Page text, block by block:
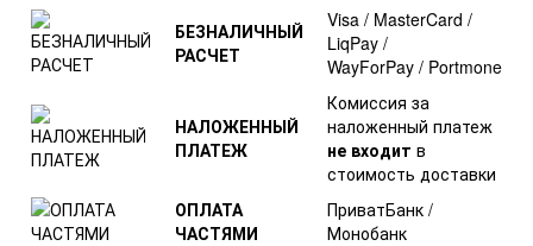
БЕЗНАЛИЧНЫЙ
РАСЧЕТ
Visa / MasterCard /
LiqPay /
WayForPay / Portmone
НАЛОЖЕННЫЙ
ПЛАТЕЖ
Комиссия за
наложенный платеж
не входит в
стоимость доставки
ОПЛАТА
ЧАСТЯМИ
ПриватБанк /
Монобанк